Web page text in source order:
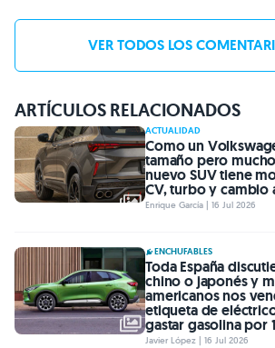
VER TODOS LOS
ARTÍCULOS RELACIONADOS
ACTUALIDAD
Como un
tamaño pero
nuevo SUV tiene
CV, turbo y cambio
Enrique García | 16 Jul 2026
ENCHUFABLES
Toda España
chino o japonés y
americanos nos
etiqueta de
gastar gasolina por
Javier López | 16 Jul 2026